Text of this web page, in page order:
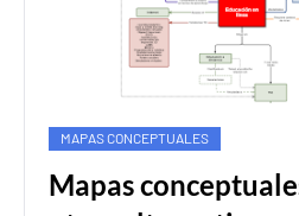
MAPAS CONCEPTUALES
Mapas